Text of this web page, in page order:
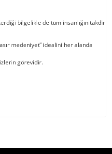
bilgelikle de tüm insanlığın takdir
medeniyet” idealini her alanda
görevidir.